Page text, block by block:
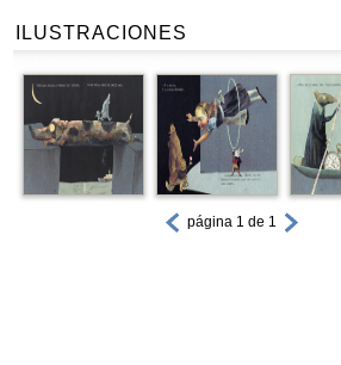
ILUSTRACIONES
página 1 de 1